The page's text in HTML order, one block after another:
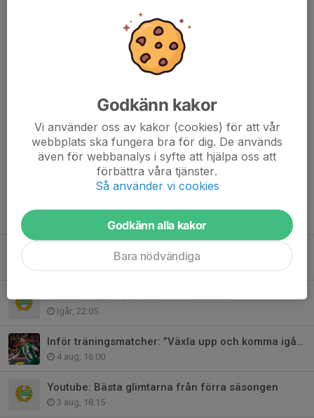
Då elitlaget är mitt inne i säsongen har klubben för avsikt att
fullfölja sin del av avtalet, i alla fall säsongen ut.
– Samtidigt, får vi inte den ekonomiska ersättningen vi har rätt
platsen på bröstet. Exempelvis sänder SVT cupens Final4, vilket
ger Hammarby stor medial exponering, säger Matsson.
Dela nyhet
Tidigare nyheter
Robin Järling Sanderhem tillbaka!
Youtube: Elliot Stenmalm om debuten
Igår, 22:05
Inför träningsmatcher: ”Växla upp och komma igång”
4 aug, 16:00
Youtube: Bästa glimtarna från förra säsongen
3 aug, 18:15
Godkänn kakor
Vi använder oss av kakor (cookies) för att vår
webbplats ska fungera bra för dig. De används
även för webbanalys i syfte att hjälpa oss att
förbättra våra tjänster.
Så använder vi cookies
Godkänn alla kakor
Bara nödvändiga